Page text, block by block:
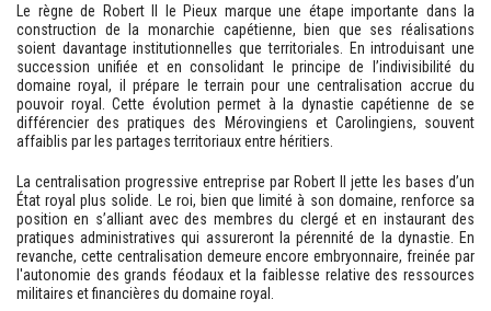
Le règne de Robert II le Pieux marque une étape importante dans la
construction de la monarchie capétienne, bien que ses réalisations
soient davantage institutionnelles que territoriales. En introduisant une
succession unifiée et en consolidant le principe de l’indivisibilité du
domaine royal, il prépare le terrain pour une centralisation accrue du
pouvoir royal. Cette évolution permet à la dynastie capétienne de se
différencier des pratiques des Mérovingiens et Carolingiens, souvent
affaiblis par les partages territoriaux entre héritiers.
La centralisation progressive entreprise par Robert II jette les bases d’un
État royal plus solide. Le roi, bien que limité à son domaine, renforce sa
position en s’alliant avec des membres du clergé et en instaurant des
pratiques administratives qui assureront la pérennité de la dynastie. En
revanche, cette centralisation demeure encore embryonnaire, freinée par
l'autonomie des grands féodaux et la faiblesse relative des ressources
militaires et financières du domaine royal.